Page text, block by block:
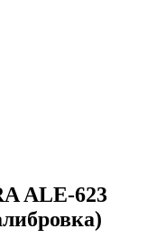
ALE-623